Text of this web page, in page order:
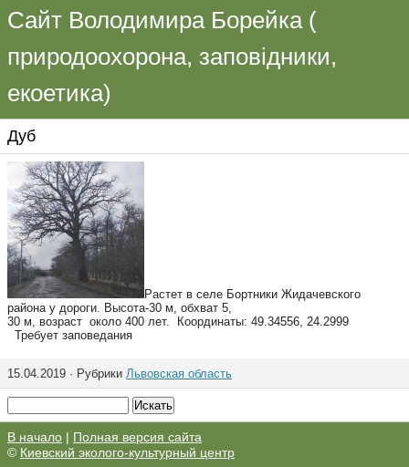
Сайт Володимира Борейка (
природоохорона, заповідники,
екоетика)
Дуб
Растет в селе Бортники Жидачевского
района у дороги. Высота-30 м, обхват 5,
30 м, возраст около 400 лет. Координаты: 49.34556, 24.2999
Требует заповедания
15.04.2019 · Рубрики Львовская область
В начало | Полная версия сайта
© Киевский эколого-культурный центр